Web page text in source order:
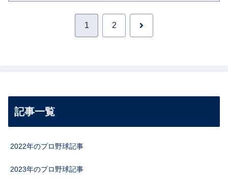
1 2 次
記事一覧
2022年のプロ野球記事
2023年のプロ野球記事